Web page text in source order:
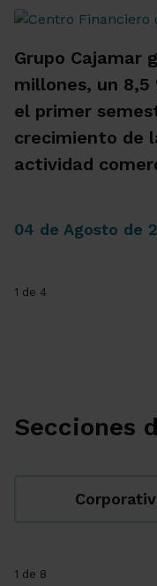
Grupo Cajamar
millones, un 8,5
el primer
crecimiento de
actividad
04 de Agosto de
1 de 4
Secciones
1 de 8